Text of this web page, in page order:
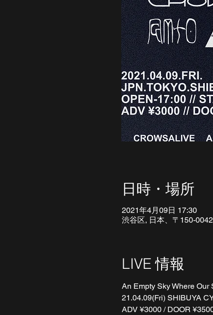
日時・場所
2021年4月09日 17:30
渋谷区, 日本、〒150-
LIVE 情報
An Empty Sky Where
21.04.09(Fri) SHIBUYA
ADV ¥3000 / DOOR